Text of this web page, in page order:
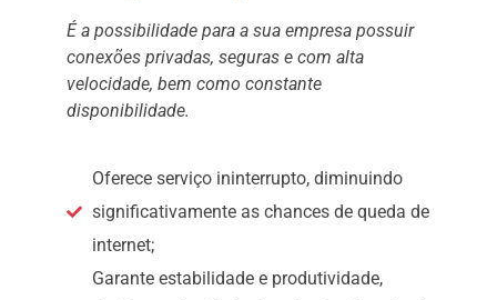
É a possibilidade para a sua empresa possuir
conexões privadas, seguras e com alta
velocidade, bem como constante
disponibilidade.
Oferece serviço ininterrupto, diminuindo
significativamente as chances de queda de
internet;
Garante estabilidade e produtividade,